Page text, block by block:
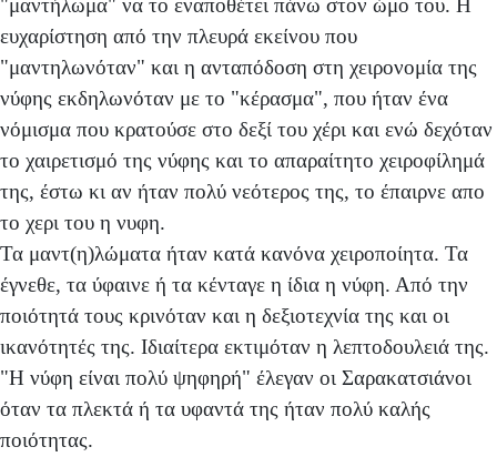
ευχαρίστηση από την πλευρά εκείνου που
"μαντηλωνόταν" και η ανταπόδοση στη χειρονομία της
νύφης εκδηλωνόταν με το "κέρασμα", που ήταν ένα
νόμισμα που κρατούσε στο δεξί του χέρι και ενώ δεχόταν
το χαιρετισμό της νύφης και το απαραίτητο χειροφίλημά
της, έστω κι αν ήταν πολύ νεότερος της, το έπαιρνε απο
το χερι του η νυφη.
Τα μαντ(η)λώματα ήταν κατά κανόνα χειροποίητα. Τα
έγνεθε, τα ύφαινε ή τα κένταγε η ίδια η νύφη. Από την
ποιότητά τους κρινόταν και η δεξιοτεχνία της και οι
ικανότητές της. Ιδιαίτερα εκτιμόταν η λεπτοδουλειά της.
"Η νύφη είναι πολύ ψηφηρή" έλεγαν οι Σαρακατσιάνοι
όταν τα πλεκτά ή τα υφαντά της ήταν πολύ καλής
ποιότητας.